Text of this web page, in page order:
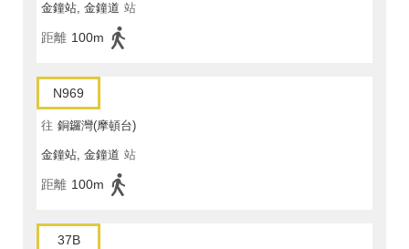
金鐘站, 金鐘道 站
距離 100m
N969
往 銅鑼灣(摩頓台)
金鐘站, 金鐘道 站
距離 100m
37B